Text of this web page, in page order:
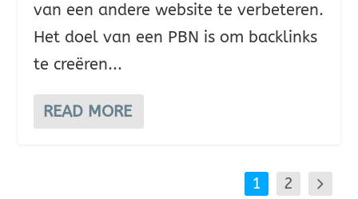
van een andere website te verbeteren.
Het doel van een PBN is om backlinks
te creëren...
READ MORE
1 2